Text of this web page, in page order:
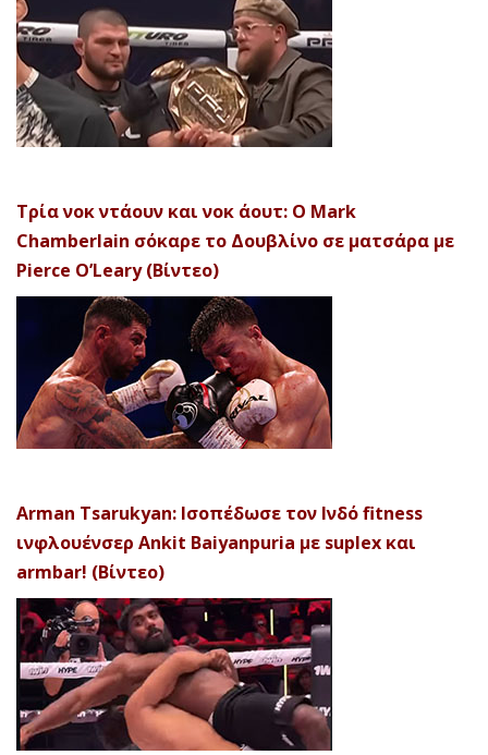
Τρία νοκ ντάουν και νοκ άουτ: Ο Mark
Chamberlain σόκαρε το Δουβλίνο σε ματσάρα με
Pierce O’Leary (Βίντεο)
Arman Tsarukyan: Ισοπέδωσε τον Ινδό fitness
ινφλουένσερ Ankit Baiyanpuria με suplex και
armbar! (Βίντεο)